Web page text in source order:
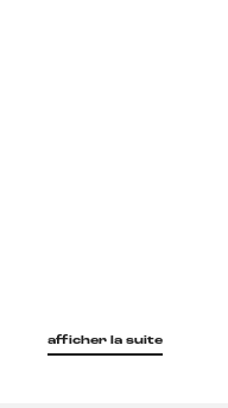
afficher la suite